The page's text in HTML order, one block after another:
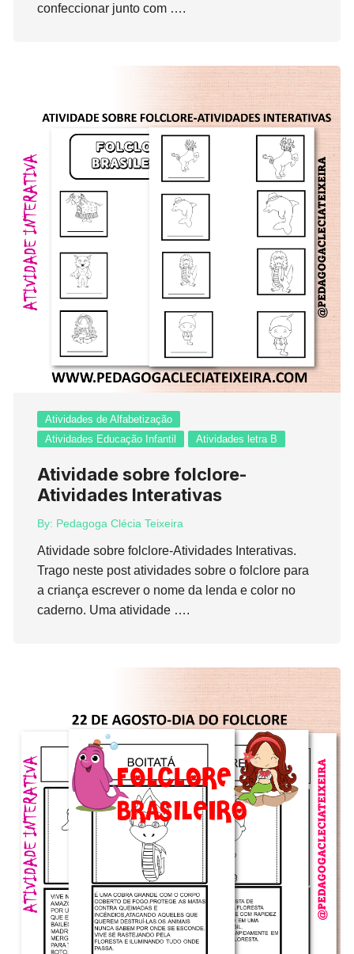
confeccionar junto com ….
Atividades de Alfabetização
Atividades Educação Infantil
Atividades letra B
Atividade sobre folclore-
Atividades Interativas
By: Pedagoga Clécia Teixeira
Atividade sobre folclore-Atividades Interativas.
Trago neste post atividades sobre o folclore para
a criança escrever o nome da lenda e color no
caderno. Uma atividade ….